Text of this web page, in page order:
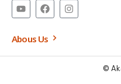
Abous Us
©